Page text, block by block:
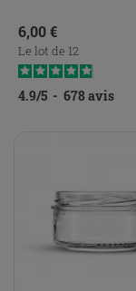
Prix
6,00 €
Le lot de 12
4.9/5 - 678 avis